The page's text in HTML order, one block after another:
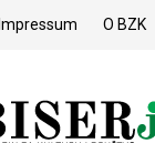
Impressum O BZK